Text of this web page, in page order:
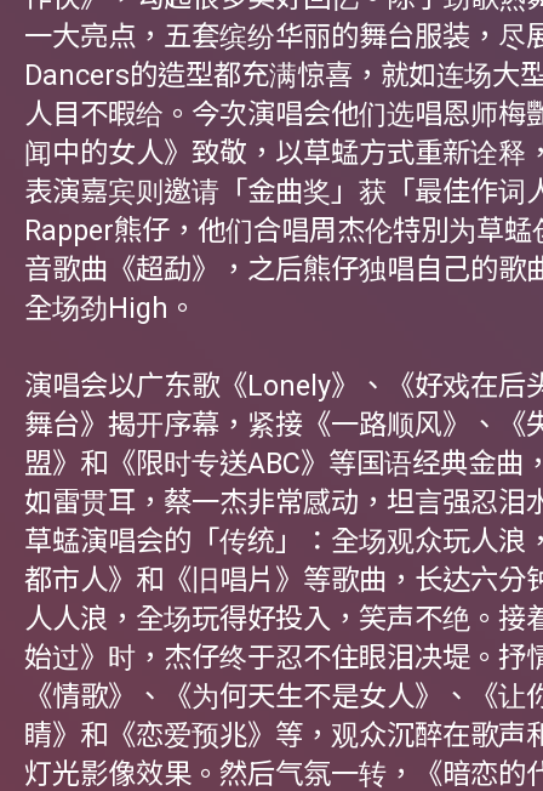
一大亮点，五套缤纷华丽的舞台服装，尽
Dancers的造型都充满惊喜，就如连场大
人目不暇给。今次演唱会他们选唱恩师梅
闻中的女人》致敬，以草蜢方式重新诠释
表演嘉宾则邀请「金曲奖」获「最佳作词
Rapper熊仔，他们合唱周杰伦特別为草蜢
音歌曲《超勐》，之后熊仔独唱自己的歌
全场劲High。
演唱会以广东歌《Lonely》、《好戏在后
舞台》揭开序幕，紧接《一路顺风》、《
盟》和《限时专送ABC》等国语经典金曲
如雷贯耳，蔡一杰非常感动，坦言强忍泪
草蜢演唱会的「传统」：全场观众玩人浪
都市人》和《旧唱片》等歌曲，长达六分
人人浪，全场玩得好投入，笑声不绝。接
始过》时，杰仔终于忍不住眼泪决堤。抒
《情歌》、《为何天生不是女人》、《让
睛》和《恋爱预兆》等，观众沉醉在歌声
灯光影像效果。然后气氛一转，《暗恋的